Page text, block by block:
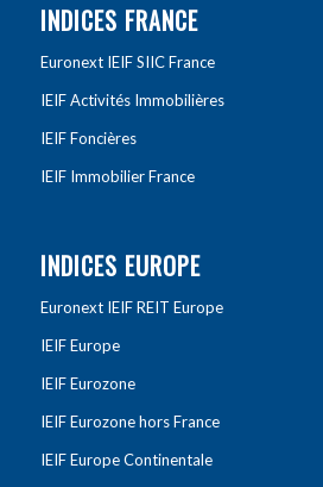
INDICES FRANCE
Euronext IEIF SIIC France
IEIF Activités Immobilières
IEIF Foncières
IEIF Immobilier France
INDICES EUROPE
Euronext IEIF REIT Europe
IEIF Europe
IEIF Eurozone
IEIF Eurozone hors France
IEIF Europe Continentale